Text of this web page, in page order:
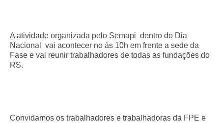
A atividade organizada pelo Semapi dentro do Dia
Nacional vai acontecer no ás 10h em frente a sede da
Fase e vai reunir trabalhadores de todas as fundações do
RS.
Convidamos os trabalhadores e trabalhadoras da FPE e